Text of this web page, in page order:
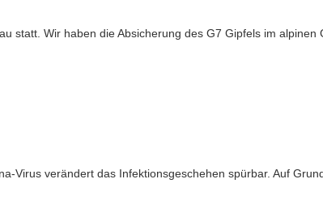
statt. Wir haben die Absicherung des G7 Gipfels im
Virus verändert das Infektionsgeschehen spürbar. Auf